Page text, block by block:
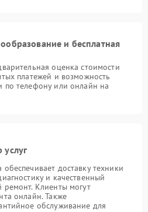
и бесплатная
оценка стоимости
платежей и возможность
по телефону или онлайн на
доставку техники
и качественный
ремонт. Клиенты могут
онлайн. Также
обслуживание для